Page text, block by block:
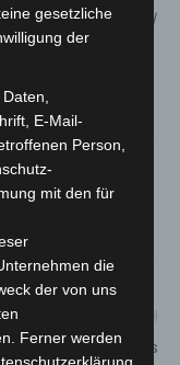
DE/BSI/
2022/BSI_W-
Land setzt bewährtes
gesetzliche
der
E-Mail-
Person,
mit den für
die
der von uns
Ferner werden